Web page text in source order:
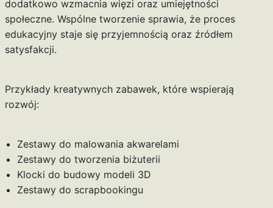
dodatkowo wzmacnia więzi oraz umiejętności
społeczne. Wspólne tworzenie sprawia, że proces
edukacyjny staje się przyjemnością oraz źródłem
satysfakcji.
Przykłady kreatywnych zabawek, które wspierają
rozwój:
Zestawy do malowania akwarelami
Zestawy do tworzenia biżuterii
Klocki do budowy modeli 3D
Zestawy do scrapbookingu